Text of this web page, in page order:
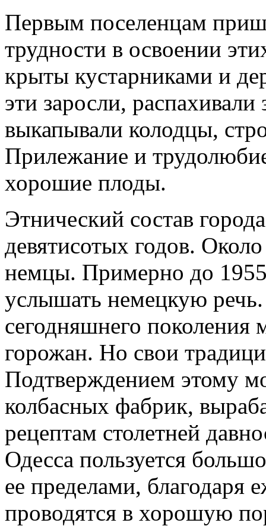
Первым поселенцам
трудности в освоении
крыты кустарниками и
эти заросли,
выкапывали колодцы,
Прилежание и
хорошие плоды.
Этнический состав
девятисотых годов.
немцы. Примерно до
услышать немецкую
сегодняшнего поколения
горожан. Но свои
Подтверждением этому
колбасных фабрик,
рецептам столетней
Одесса пользуется
ее пределами,
проводятся в хорошую